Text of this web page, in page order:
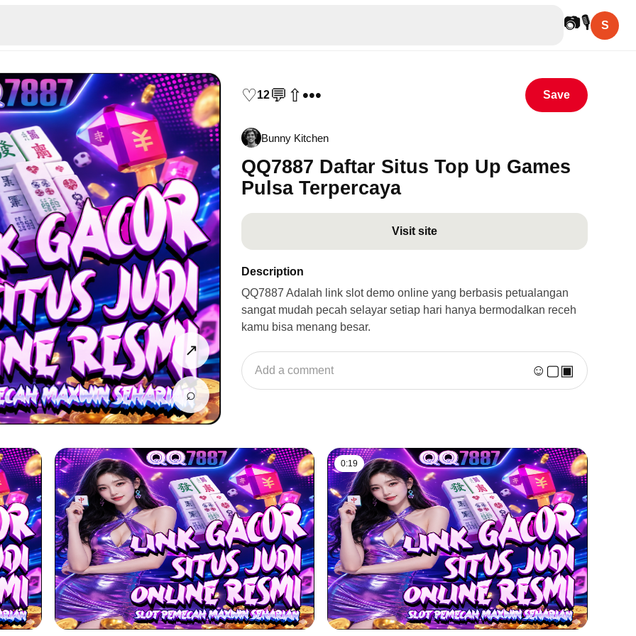
📷🎙 S
↗
⌕
♡12💬 ⇧••• Save
Bunny Kitchen
QQ7887 Daftar Situs Top Up Games
Pulsa Terpercaya
Visit site
Description
QQ7887 Adalah link slot demo online yang berbasis petualangan
sangat mudah pecah selayar setiap hari hanya bermodalkan receh
kamu bisa menang besar.
Add a comment ☺ ▢▣
0:19